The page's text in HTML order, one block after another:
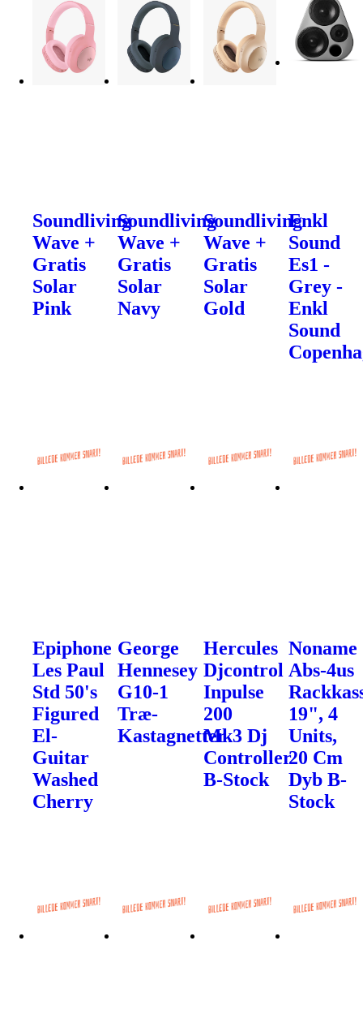
Soundliving
Wave +
Gratis
Solar
Pink
Soundliving
Wave +
Gratis
Solar
Navy
Soundliving
Wave +
Gratis
Solar
Gold
Enkl
Sound
Es1 -
Grey -
Enkl
Sound
Epiphone
Les Paul
Std 50's
Figured
El-
Guitar
Washed
Cherry
George
Hennesey
G10-1
Træ-
Kastagnetter
Hercules
Djcontrol
Inpulse
200
Mk3 Dj
Controller
B-Stock
Noname
Abs-4us
19", 4
Units,
20 Cm
Dyb B-
Stock